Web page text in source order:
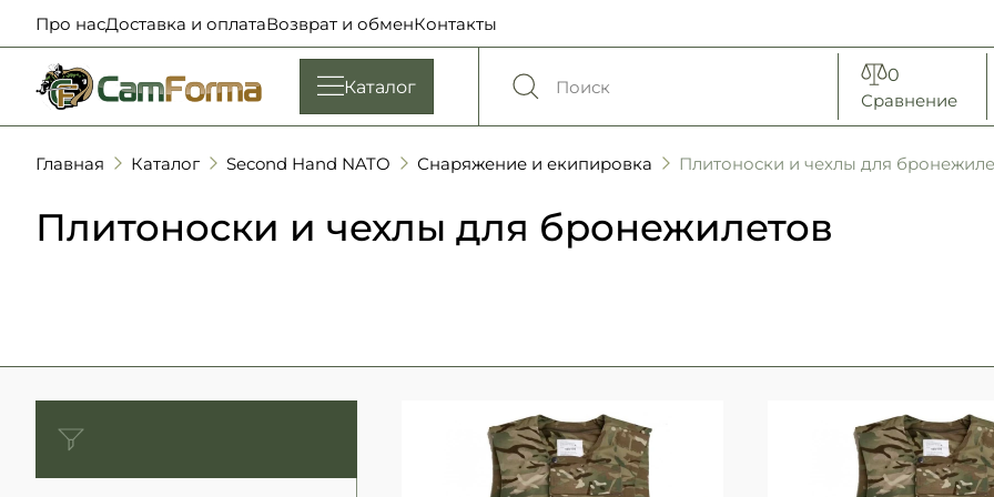
Про насДоставка и оплатаВозврат и обменКонтакты
Каталог
0
Сравнение
Главная Каталог Second Hand NATO Снаряжение и екипировка Плитоноски и чехлы для
Плитоноски и чехлы для бронежилетов